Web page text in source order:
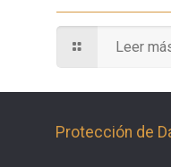
Leer
Protección de